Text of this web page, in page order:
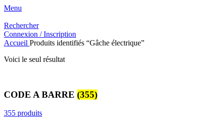
Menu
Rechercher
Connexion / Inscription
Accueil Produits identifiés “Gâche électrique”
Voici le seul résultat
CODE A BARRE (355)
355 produits